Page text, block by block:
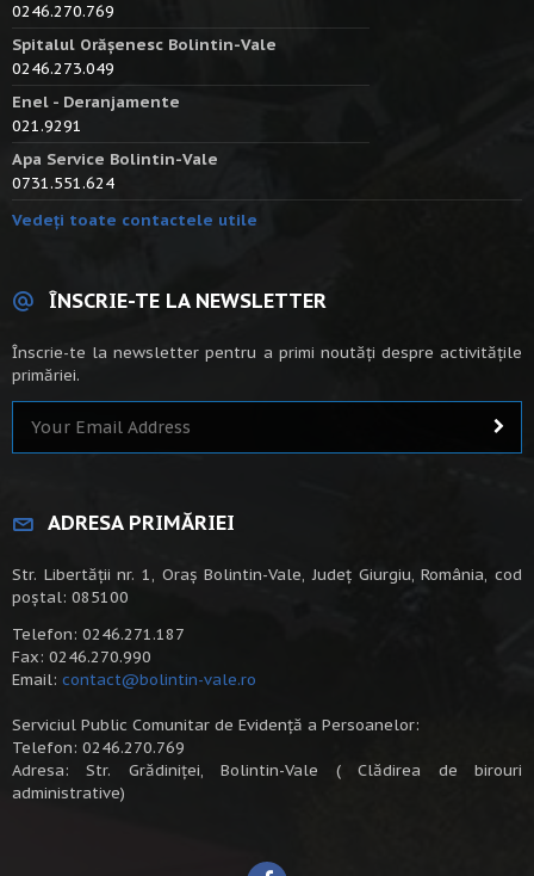
0246.270.769
Spitalul Orășenesc Bolintin-Vale
0246.273.049
Enel - Deranjamente
021.9291
Apa Service Bolintin-Vale
0731.551.624
Vedeți toate contactele utile
ÎNSCRIE-TE LA NEWSLETTER
Înscrie-te la newsletter pentru a primi noutăți despre activitățile
primăriei.
ADRESA PRIMĂRIEI
Str. Libertății nr. 1, Oraș Bolintin-Vale, Județ Giurgiu, România, cod
poștal: 085100
Telefon: 0246.271.187
Fax: 0246.270.990
Email: contact@bolintin-vale.ro
Serviciul Public Comunitar de Evidență a Persoanelor:
Telefon: 0246.270.769
Adresa: Str. Grădiniței, Bolintin-Vale ( Clădirea de birouri
administrative)